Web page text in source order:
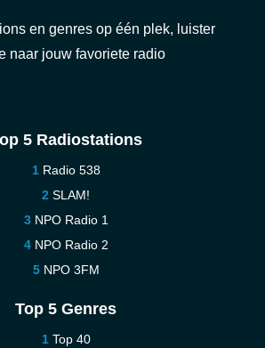
en genres op één plek, luister
naar jouw favoriete radio
5 Radiostations
Radio 538
SLAM!
NPO Radio 1
NPO Radio 2
NPO 3FM
Top 5 Genres
Top 40